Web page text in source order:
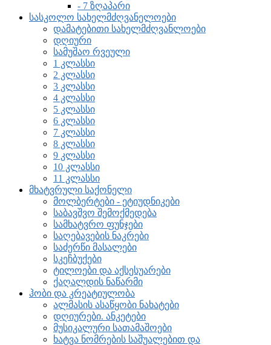
- 7 ზღაპარი
სასკოლო სახელმძღვანელოები
დამატებითი სახელმძღვანლოები
დღიური
სამუშაო რვეული
1 კლასსი
2 კლასსი
3 კლასსი
4 კლასსი
5 კლასსი
6 კლასსი
7 კლასსი
8 კლასსი
9 კლასსი
10 კლასსი
11 კლასსი
მხატვრული საქონელი
მოლბერტები - ეტიუდნიკები
საბავშვო შემოქმედება
სამხატვრო ფუნჯები
საღებავების ნაკრები
საძერწი მასალები
სკეჩბუქები
ტილოები და აქსესუარები
ქაღალდის ნაწარმი
ჰობი და კრეატიულობა
ალმასის ასაწყობი ნახატები
დღიურები. ანკეტები
მუსიკალური სათამაშოები
ხატვა ნომრების საშუალებით და